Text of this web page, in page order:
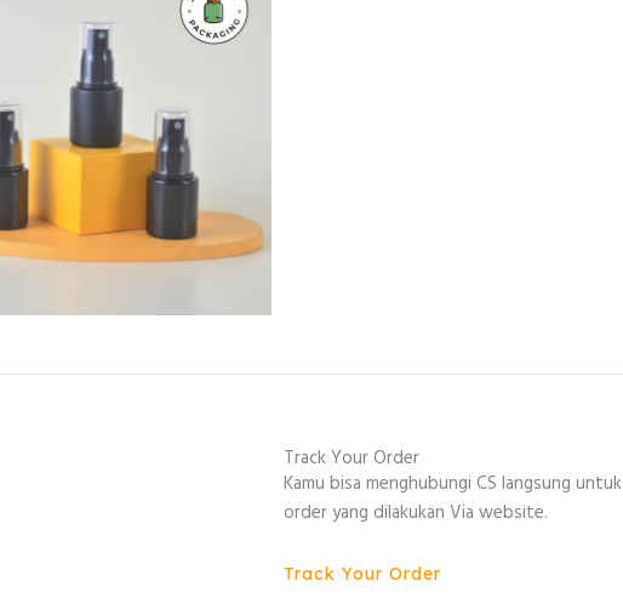
Track Your Order
Kamu bisa menghubungi CS langsung untuk
order yang dilakukan Via website.
Track Your Order